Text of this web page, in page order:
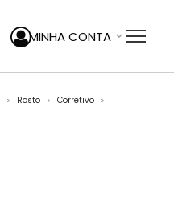
MINHA CONTA
> Rosto > Corretivo >